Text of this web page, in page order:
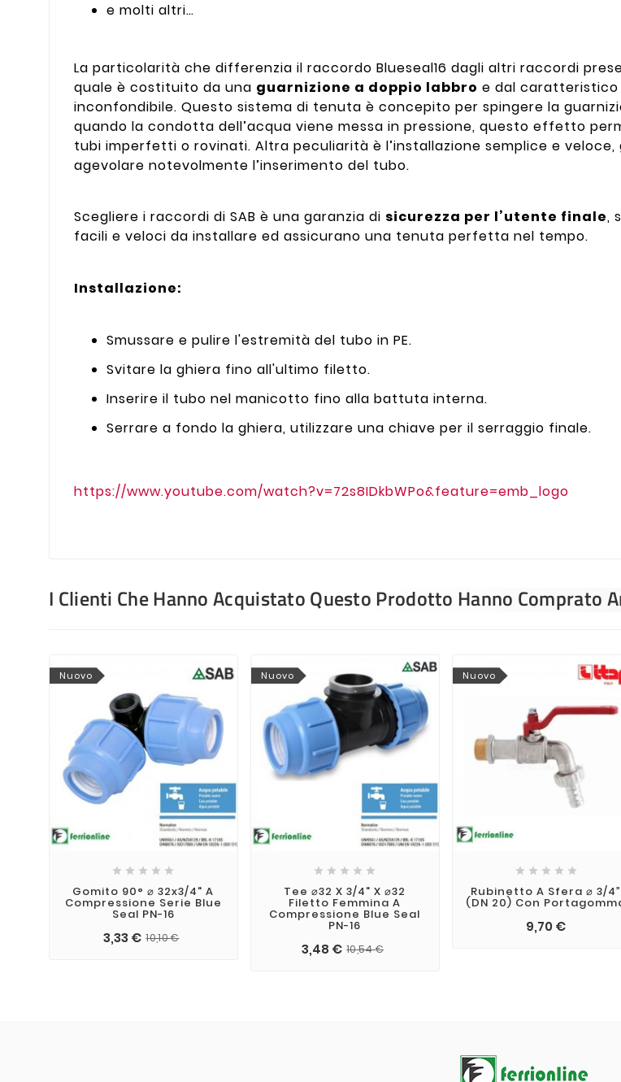
e molti altri…
La particolarità che differenzia il raccordo Blueseal16 dagli altri raccordi
quale è costituito da una guarnizione a doppio labbro e dal caratteristico
inconfondibile. Questo sistema di tenuta è concepito per spingere la
quando la condotta dell’acqua viene messa in pressione, questo effetto
tubi imperfetti o rovinati. Altra peculiarità è l’installazione semplice e
agevolare notevolmente l’inserimento del tubo.
Scegliere i raccordi di SAB è una garanzia di sicurezza per l’utente finale,
facili e veloci da installare ed assicurano una tenuta perfetta nel tempo.
Installazione:
Smussare e pulire l'estremità del tubo in PE.
Svitare la ghiera fino all'ultimo filetto.
Inserire il tubo nel manicotto fino alla battuta interna.
Serrare a fondo la ghiera, utilizzare una chiave per il serraggio finale.
https://www.youtube.com/watch?v=72s8IDkbWPo&feature=emb_logo
I Clienti Che Hanno Acquistato Questo Prodotto Hanno Comprato
Nuovo
    
Gomito 90° ⌀ 32x3/4" A
Compressione Serie Blue
Seal PN-16
3,33 € 10,10 €
Nuovo
    
Tee ⌀32 X 3/4" X ⌀32
Filetto Femmina A
Compressione Blue Seal
PN-16
3,48 € 10,54 €
Nuovo
    
Rubinetto A Sfera ⌀ 3/4”
(DN 20) Con
9,70 €